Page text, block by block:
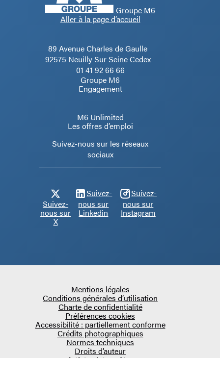
Groupe M6
Aller à la page d’accueil
89 Avenue Charles de Gaulle
92575 Neuilly Sur Seine Cedex
01 41 92 66 66
Groupe M6
Engagement
M6 Unlimited
Les offres d’emploi
Suivez-nous sur les réseaux
sociaux
Suivez-
nous sur
X
Suivez-
nous sur
Linkedin
Suivez-
nous sur
Instagram
Mentions légales
Conditions générales d’utilisation
Charte de confidentialité
Préférences cookies
Accessibilité : partiellement conforme
Crédits photographiques
Normes techniques
Droits d’auteur
Artistes interprètes